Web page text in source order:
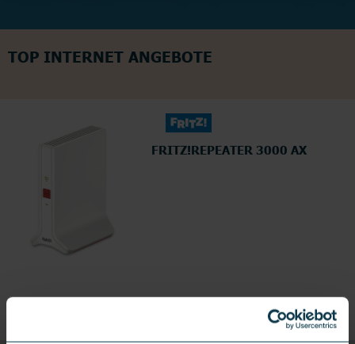
TOP INTERNET ANGEBOTE
FRITZ!REPEATER 3000 AX
Versand nach Rechnungseingang